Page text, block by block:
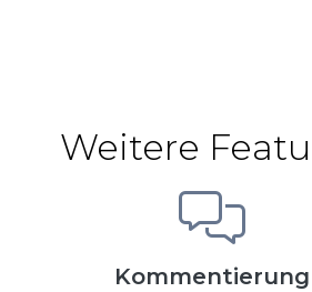
Weitere
Kommentierung